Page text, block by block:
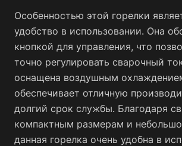
Особенностью этой горелки
удобство в использовании. Она
кнопкой для управления, что
точно регулировать сварочный
оснащена воздушным
обеспечивает отличную
долгий срок службы. Благодаря
компактным размерам и
данная горелка очень удобна в